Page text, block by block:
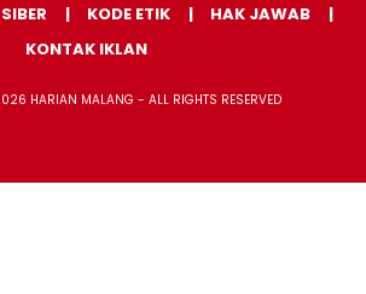
KODE ETIK
HAK JAWAB
KONTAK IKLAN
HARIAN MALANG - ALL RIGHTS RESERVED